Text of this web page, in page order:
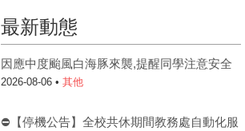
最新動態
因應中度颱風白海豚來襲,提醒同學注意安全
2026-08-06 • 其他
⛔【停機公告】全校共休期間教務處自動化服